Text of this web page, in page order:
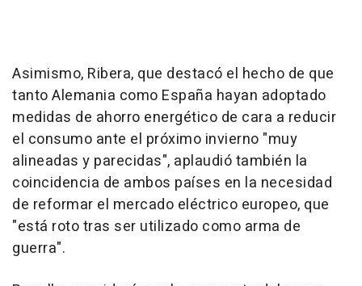
Asimismo, Ribera, que destacó el hecho de que
tanto Alemania como España hayan adoptado
medidas de ahorro energético de cara a reducir
el consumo ante el próximo invierno "muy
alineadas y parecidas", aplaudió también la
coincidencia de ambos países en la necesidad
de reformar el mercado eléctrico europeo, que
"está roto tras ser utilizado como arma de
guerra".